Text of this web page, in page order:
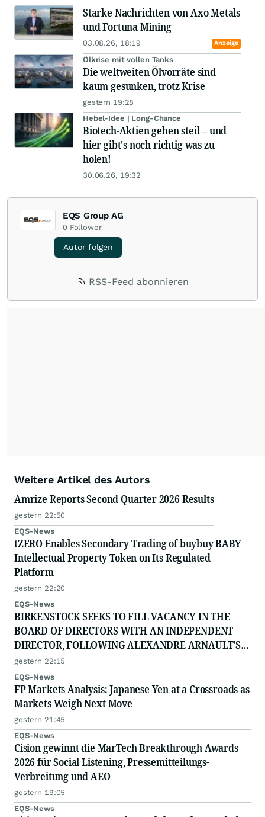
Starke Nachrichten von Axo Metals
und Fortuna Mining
03.08.26, 18:19 Anzeige
Ölkrise mit vollen Tanks
Die weltweiten Ölvorräte sind
kaum gesunken, trotz Krise
gestern 19:28
Hebel-Idee | Long-Chance
Biotech-Aktien gehen steil – und
hier gibt's noch richtig was zu
holen!
30.06.26, 19:32
EQS Group AG
0 Follower
Autor folgen
RSS-Feed abonnieren
Weitere Artikel des Autors
Amrize Reports Second Quarter 2026 Results
gestern 22:50
EQS-News
tZERO Enables Secondary Trading of buybuy BABY
Intellectual Property Token on Its Regulated
Platform
gestern 22:20
EQS-News
BIRKENSTOCK SEEKS TO FILL VACANCY IN THE
BOARD OF DIRECTORS WITH AN INDEPENDENT
DIRECTOR, FOLLOWING ALEXANDRE ARNAULT'S
RESIGNATION DUE TO PROFESSIONAL
COMMITTMENTS
gestern 22:15
EQS-News
FP Markets Analysis: Japanese Yen at a Crossroads as
Markets Weigh Next Move
gestern 21:45
EQS-News
Cision gewinnt die MarTech Breakthrough Awards
2026 für Social Listening, Pressemitteilungs-
Verbreitung und AEO
gestern 19:05
EQS-News